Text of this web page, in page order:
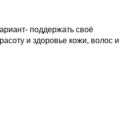
поддержать своё
и здоровье кожи, волос и